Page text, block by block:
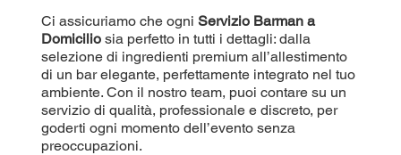
Ci assicuriamo che ogni Servizio Barman a
Domiciliosia perfetto in tutti i dettagli: dalla
selezione di ingredienti premium all’allestimento
di un bar elegante, perfettamente integrato nel tuo
ambiente. Con il nostro team, puoi contare su un
servizio di qualità, professionale e discreto, per
goderti ogni momento dell’evento senza
preoccupazioni.